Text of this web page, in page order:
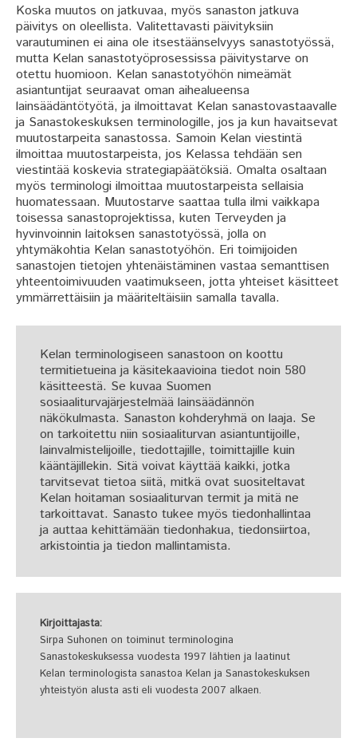
Koska muutos on jatkuvaa, myös sanaston jatkuva
päivitys on oleellista. Valitettavasti päivityksiin
varautuminen ei aina ole itsestäänselvyys sanastotyössä,
mutta Kelan sanastotyöprosessissa päivitystarve on
otettu huomioon. Kelan sanastotyöhön nimeämät
asiantuntijat seuraavat oman aihealueensa
lainsäädäntötyötä, ja ilmoittavat Kelan sanastovastaavalle
ja Sanastokeskuksen terminologille, jos ja kun havaitsevat
muutostarpeita sanastossa. Samoin Kelan viestintä
ilmoittaa muutostarpeista, jos Kelassa tehdään sen
viestintää koskevia strategiapäätöksiä. Omalta osaltaan
myös terminologi ilmoittaa muutostarpeista sellaisia
huomatessaan. Muutostarve saattaa tulla ilmi vaikkapa
toisessa sanastoprojektissa, kuten Terveyden ja
hyvinvoinnin laitoksen sanastotyössä, jolla on
yhtymäkohtia Kelan sanastotyöhön. Eri toimijoiden
sanastojen tietojen yhtenäistäminen vastaa semanttisen
yhteentoimivuuden vaatimukseen, jotta yhteiset käsitteet
ymmärrettäisiin ja määriteltäisiin samalla tavalla.
Kelan terminologiseen sanastoon on koottu
termitietueina ja käsitekaavioina tiedot noin 580
käsitteestä. Se kuvaa Suomen
sosiaaliturvajärjestelmää lainsäädännön
näkökulmasta. Sanaston kohderyhmä on laaja. Se
on tarkoitettu niin sosiaaliturvan asiantuntijoille,
lainvalmistelijoille, tiedottajille, toimittajille kuin
kääntäjillekin. Sitä voivat käyttää kaikki, jotka
tarvitsevat tietoa siitä, mitkä ovat suositeltavat
Kelan hoitaman sosiaaliturvan termit ja mitä ne
tarkoittavat. Sanasto tukee myös tiedonhallintaa
ja auttaa kehittämään tiedonhakua, tiedonsiirtoa,
arkistointia ja tiedon mallintamista.
Kirjoittajasta:
Sirpa Suhonen on toiminut terminologina
Sanastokeskuksessa vuodesta 1997 lähtien ja laatinut
Kelan terminologista sanastoa Kelan ja Sanastokeskuksen
yhteistyön alusta asti eli vuodesta 2007 alkaen.